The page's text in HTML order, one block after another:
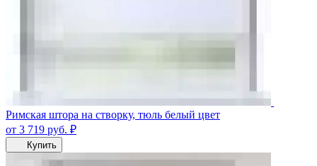
Римская штора на створку, тюль белый цвет
от 3 719 руб. ₽
Купить